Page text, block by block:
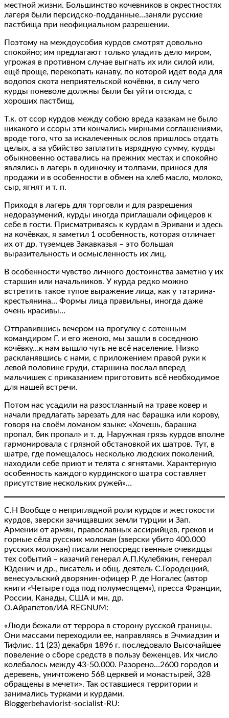
местной жизни. Большинство кочевников в окрестностях
лагеря были персидско-подданные…заняли русские
пастбища при неофициальном разрешении.
Поэтому на междоусобия курдов смотрят довольно
спокойно; им предлагают только уладить дело миром,
угрожая в противном случае выгнать их или силой или,
ещё проще, перекопать канаву, по которой идет вода для
водопоя скота неприятельской кочёвки, в силу чего
курды поневоле должны были бы уйти отсюда, с
хороших пастбищ.
Т.к. от ссор курдов между собою вреда казакам не было
никакого и ссоры эти кончались мирными соглашениями,
вроде того, что за искалеченных ослов пришлось отдать
целых, а за убийство заплатить изрядную сумму, курды
обыкновенно оставались на прежних местах и спокойно
являлись в лагерь в одиночку и толпами, принося для
продажи и в особенности в обмен на хлеб масло, молоко,
сыр, ягнят и т. п.
Приходя в лагерь для торговли и для разрешения
недоразумений, курды иногда приглашали офицеров к
себе в гости. Присматриваясь к курдам в Эривани и здесь
на кочёвках, я заметил 1 особенность, которая отличает
их от др. туземцев Закавказья – это большая
выразительность и осмысленность их лиц.
В особенности чувство личного достоинства заметно у их
старшин или начальников. У курда редко можно
встретить такое тупое выражение лица, как у татарина-
крестьянина… Формы лица правильны, иногда даже
очень красивы…
Отправившись вечером на прогулку с сотенным
командиром Г. и его женою, мы зашли в соседнюю
кочёвку…к нам вышло чуть не всё население. Низко
раскланявшись с нами, с приложением правой руки к
левой половине груди, старшина послал вперед
мальчишек с приказанием приготовить всё необходимое
для нашей встречи.
Потом нас усадили на разостланный на траве ковер и
начали предлагать зарезать для нас барашка или корову,
говоря на своём ломаном языке: «Хочешь, барашка
пропал, бик пропал» и т. д. Наружная грязь курдов вполне
гармонировала с грязной обстановкой их шатров. Тут, в
шатре, где помещалось несколько людских поколений,
находили себе приют и телята с ягнятами. Характерную
особенность каждого курдинского шатра составляет
присутствие нескольких ружей»…
С.Н Вообще о неприглядной роли курдов и жестокости
курдов, зверски зачищавших земли турции и Зап.
Армении от армян, православных ассирийцев, греков и
горные сёла русских молокан (зверски убито 400.000
русских молокан) писали непосредственные очевидцы
тех событий – казачий генерал А.П.Кулебякин, генерал
Юденич и др., писатель и общ. деятель С.Городецкий,
венесуэльский дворянин-офицер Р. де Ногалес (автор
книги «Четыре года под полумесяцем»), пресса Франции,
России, Канады, США и мн. др.
О.Айрапетов/ИА REGNUM:
«Люди бежали от террора в сторону русской границы.
Они массами переходили ее, направляясь в Эчмиадзин и
Тифлис. 11 (23) декабря 1896 г. последовало Высочайшее
повеление о сборе средств в пользу беженцев. Их число
колебалось между 43-50.000. Разорено…2600 городов и
деревень, уничтожено 568 церквей и монастырей, 328
обращены в мечети». Так оставшиеся территории и
занимались турками и курдами.
Bloggerbehaviorist-socialist-RU: